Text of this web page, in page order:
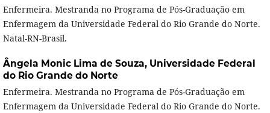
Enfermeira. Mestranda no Programa de Pós-Graduação em
Enfermagem da Universidade Federal do Rio Grande do Norte.
Natal-RN-Brasil.
Ângela Monic Lima de Souza, Universidade Federal
do Rio Grande do Norte
Enfermeira. Mestranda no Programa de Pós-Graduação em
Enfermagem da Universidade Federal do Rio Grande do Norte.